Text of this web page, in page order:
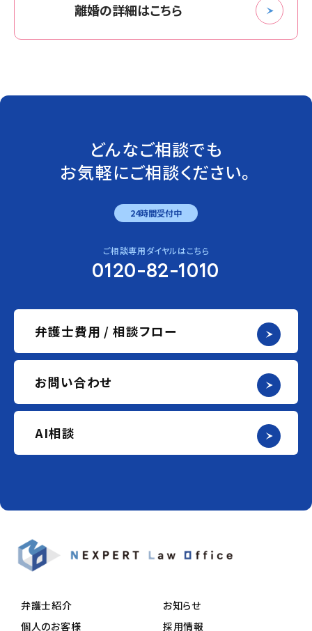
離婚の詳細はこちら
どんなご相談でも
お気軽にご相談ください。
24時間受付中
ご相談専用ダイヤルはこちら
0120-82-1010
弁護士費用 / 相談フロー
お問い合わせ
AI相談
弁護士紹介
個人のお客様
お知らせ
採用情報